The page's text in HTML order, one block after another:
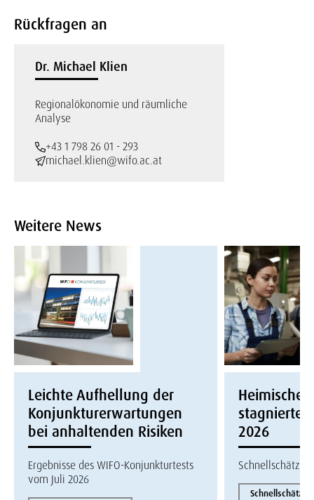
Rückfragen an
Dr. Michael Klien
Regionalökonomie und räumliche
Analyse
+43 1 798 26 01 - 293
michael.klien@wifo.ac.at
Weitere News
Leichte Aufhellung der
Konjunkturerwartungen
bei anhaltenden Risiken
Ergebnisse des WIFO-Konjunkturtests
vom Juli 2026
Heimische
stagnierte
2026